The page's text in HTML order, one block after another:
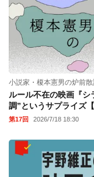
小説家・榎本憲男の炉前
ルール不在の映画『
調”というサプライズ
第17回 2026/7/18 18:30